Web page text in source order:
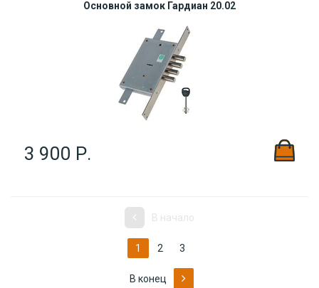
Основной замок Гардиан 20.02
3 900 Р.
В начало
1 2 3
В конец